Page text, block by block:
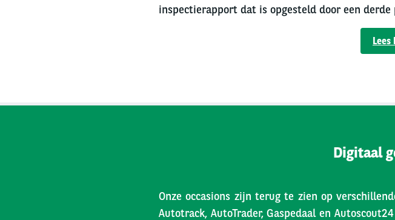
inspectierapport dat is opgesteld door een
Digitaal
Onze occasions zijn terug te zien op
Autotrack, AutoTrader, Gaspedaal en